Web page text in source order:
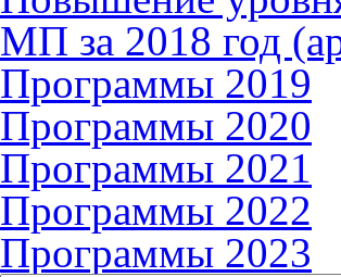
МП за 2018 год
Программы 2019
Программы 2020
Программы 2021
Программы 2022
Программы 2023